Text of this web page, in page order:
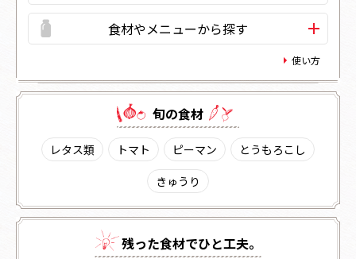
食材やメニューから探す
使い方
旬の⾷材
レタス類 トマト ピーマン
とうもろこし
きゅうり
残った⾷材でひと⼯夫。